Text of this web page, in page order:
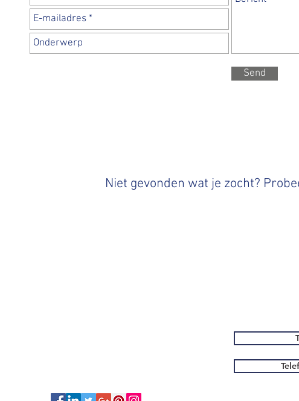
Send
Niet gevonden wat je zocht?